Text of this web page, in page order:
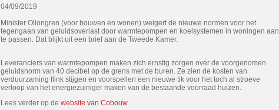
04/09/2019
Minister Ollongren (voor bouwen en wonen) weigert de nieuwe normen voor het
tegengaan van geluidsoverlast door warmtepompen en koelsystemen in woningen aan
te passen. Dat blijkt uit een brief aan de Tweede Kamer.
Leveranciers van warmtepompen maken zich ernstig zorgen over de voorgenomen
geluidsnorm van 40 decibel op de grens met de buren. Ze zien de kosten van
verduurzaming flink stijgen en voorspellen een nieuwe tik voor het toch al stroeve
verloop van het energiezuiniger maken van de bestaande voorraad huizen.
Lees verder op de website van Cobouw